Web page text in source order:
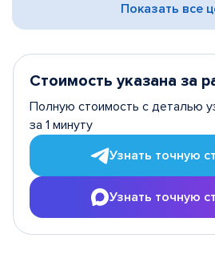
Показать все
Стоимость указана за
Полную стоимость с деталью
за 1 минуту
Узнать точную
Узнать точную